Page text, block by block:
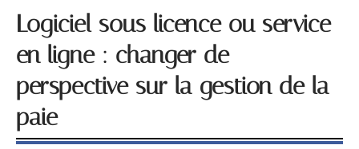
Logiciel sous licence ou service
en ligne : changer de
perspective sur la gestion de la
paie